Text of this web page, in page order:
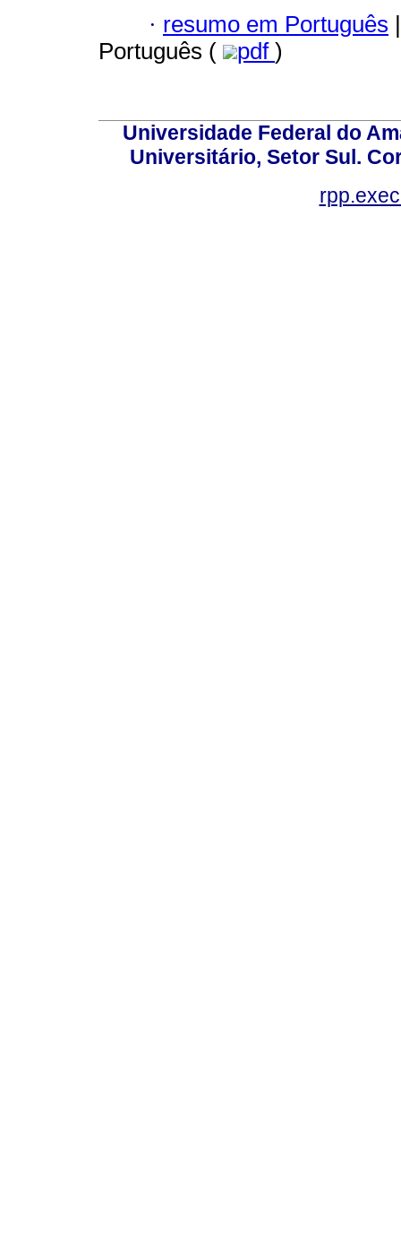
· resumo em Português |
Português (
pdf )
Universidade Federal do
Universitário, Setor Sul.